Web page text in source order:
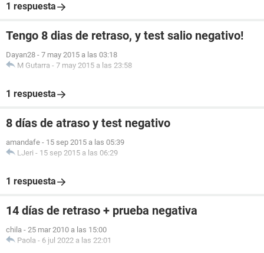
1 respuesta
Tengo 8 dias de retraso, y test salio negativo!
Dayan28 - 7 may 2015 a las 03:18
M Gutarra - 7 may 2015 a las 23:58
1 respuesta
8 días de atraso y test negativo
amandafe - 15 sep 2015 a las 05:39
LJeri - 15 sep 2015 a las 06:29
1 respuesta
14 días de retraso + prueba negativa
chila - 25 mar 2010 a las 15:00
Paola - 6 jul 2022 a las 22:01